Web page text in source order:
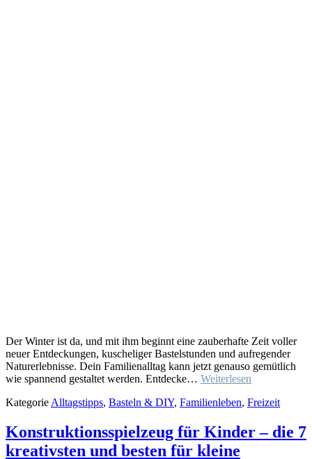
Der Winter ist da, und mit ihm beginnt eine zauberhafte Zeit voller
neuer Entdeckungen, kuscheliger Bastelstunden und aufregender
Naturerlebnisse. Dein Familienalltag kann jetzt genauso gemütlich
wie spannend gestaltet werden. Entdecke… Weiterlesen
Kategorie Alltagstipps, Basteln & DIY, Familienleben, Freizeit
Konstruktionsspielzeug für Kinder – die 7
kreativsten und besten für kleine